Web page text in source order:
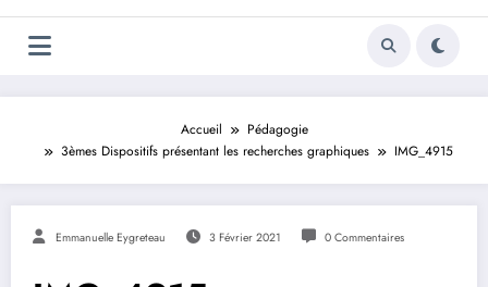
Accueil
Pédagogie
3èmes Dispositifs présentant les recherches graphiques
IMG_4915
Emmanuelle Eygreteau 3 Février 2021 0 Commentaires